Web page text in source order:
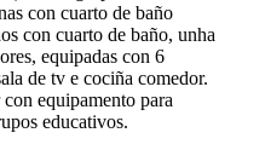
con cuarto de baño
con cuarto de baño, unha
equipadas con 6
de tv e cociña comedor.
equipamento para
educativos.